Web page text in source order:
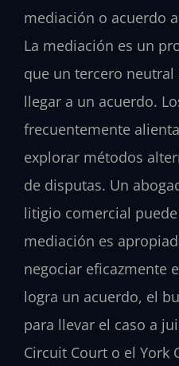
mediación o acuerdo
La mediación es un
que un tercero neutral
llegar a un acuerdo.
frecuentemente
explorar métodos
de disputas. Un
litigio comercial
mediación es
negociar eficazmente
logra un acuerdo, el
para llevar el caso a
Circuit Court o el York